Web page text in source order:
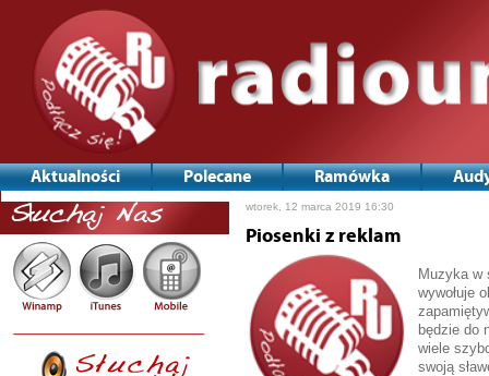
Aktualności Polecane Ramówka
Słuchaj Nas wtorek, 12 marca 2019 16:30
Piosenki z reklam
Muzyka w
wywołuje
będzie do
wiele
swoją